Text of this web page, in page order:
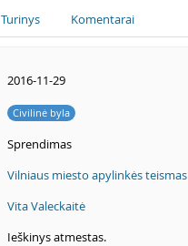
Turinys Komentarai
2016-11-29
Civilinė byla
Sprendimas
Vilniaus miesto apylinkės teismas
Vita Valeckaitė
Ieškinys atmestas.